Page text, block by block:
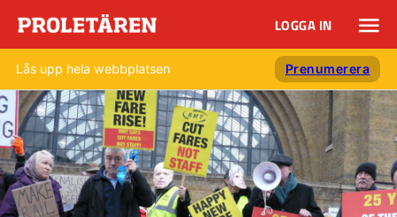
LOGGA IN
Lås upp hela webbplatsen Prenumerera